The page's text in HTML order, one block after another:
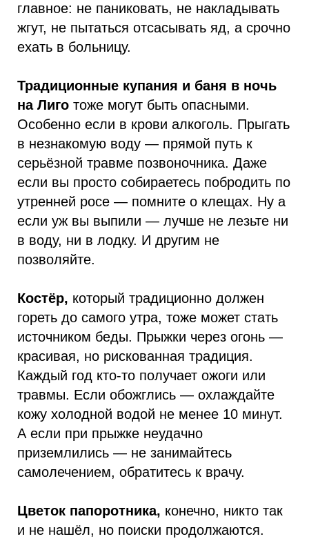
главное: не паниковать, не накладывать
жгут, не пытаться отсасывать яд, а срочно
ехать в больницу.
Традиционные купания и баня в ночь
на Лиго тоже могут быть опасными.
Особенно если в крови алкоголь. Прыгать
в незнакомую воду — прямой путь к
серьёзной травме позвоночника. Даже
если вы просто собираетесь побродить по
утренней росе — помните о клещах. Ну а
если уж вы выпили — лучше не лезьте ни
в воду, ни в лодку. И другим не
позволяйте.
Костёр, который традиционно должен
гореть до самого утра, тоже может стать
источником беды. Прыжки через огонь —
красивая, но рискованная традиция.
Каждый год кто-то получает ожоги или
травмы. Если обожглись — охлаждайте
кожу холодной водой не менее 10 минут.
А если при прыжке неудачно
приземлились — не занимайтесь
самолечением, обратитесь к врачу.
Цветок папоротника, конечно, никто так
и не нашёл, но поиски продолжаются.